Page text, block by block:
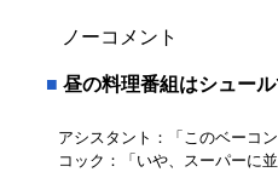
ノーコメント
■ 昼の料理番組はシュー
アシスタント：「このベーコ
コック：「いや、スーパーに